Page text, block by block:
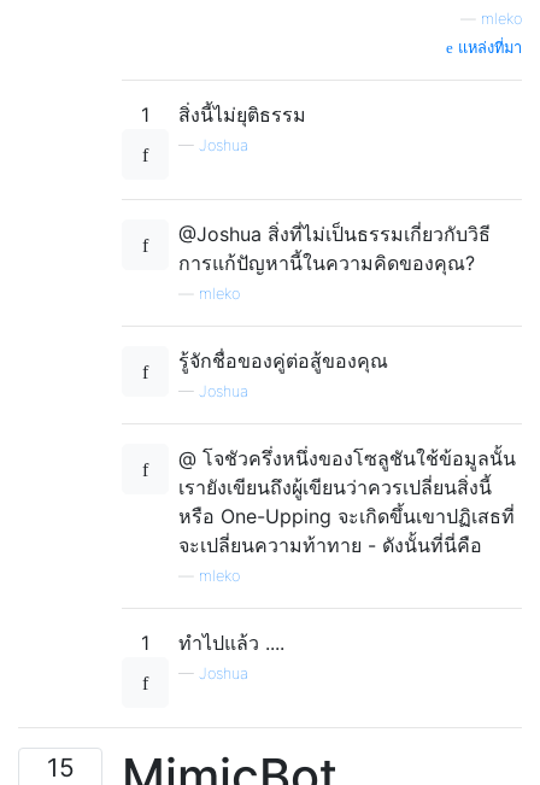
case
"OnlyWinningMove"
case
// easy
return opponentsBid +
return
}
mleko
แหล่งที่มา
1 สิ่งนี้ไม่ยุติธรรม
— Joshua
@Joshua สิ่งที่ไม่เป็นธรรมเกี่ยวกับวิธี
การแก้ปัญหานี้ในความคิดของคุณ?
mleko
รู้จักชื่อของคู่ต่อสู้ของคุณ
— Joshua
@ โจชัวครึ่งหนึ่งของโซลูชันใช้ข้อมูลนั้น
เรายังเขียนถึงผู้เขียนว่าควรเปลี่ยนสิ่งนี้
หรือ One-Upping จะเกิดขึ้นเขาปฏิเสธที่
จะเปลี่ยนความท้าทาย - ดังนั้นที่นี่คือ
mleko
1 ทำไปแล้ว ....
— Joshua
15